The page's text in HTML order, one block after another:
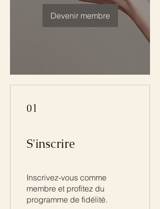
Devenir membre
01
S'inscrire
Inscrivez-vous comme
membre et profitez du
programme de fidélité.